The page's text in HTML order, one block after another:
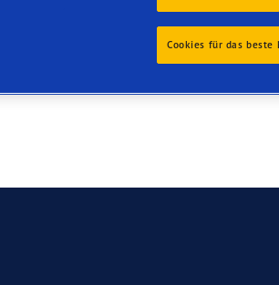
Cookies für das beste